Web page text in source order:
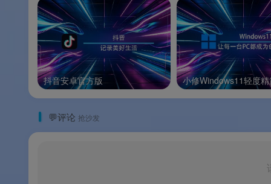
✨ 软件特色
🔓纯绿色免驱动：VueScan 不需要安装任何
和平共存。
🔄跨平台统一体验
：扫描为 RAW/DNG
抖音安卓官方版 小修Windows11轻度
💬评论 抢沙发